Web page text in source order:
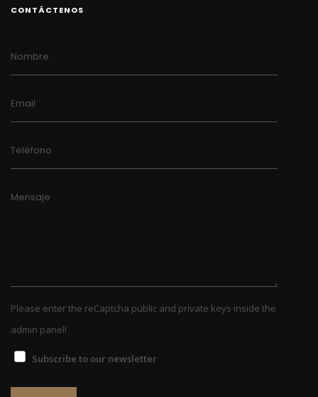
CONTÁCTENOS
Nombre
Email
Teléfono
Mensaje
Please enter the reCaptcha public and private keys inside the
admin panel!
Subscribe to our newsletter